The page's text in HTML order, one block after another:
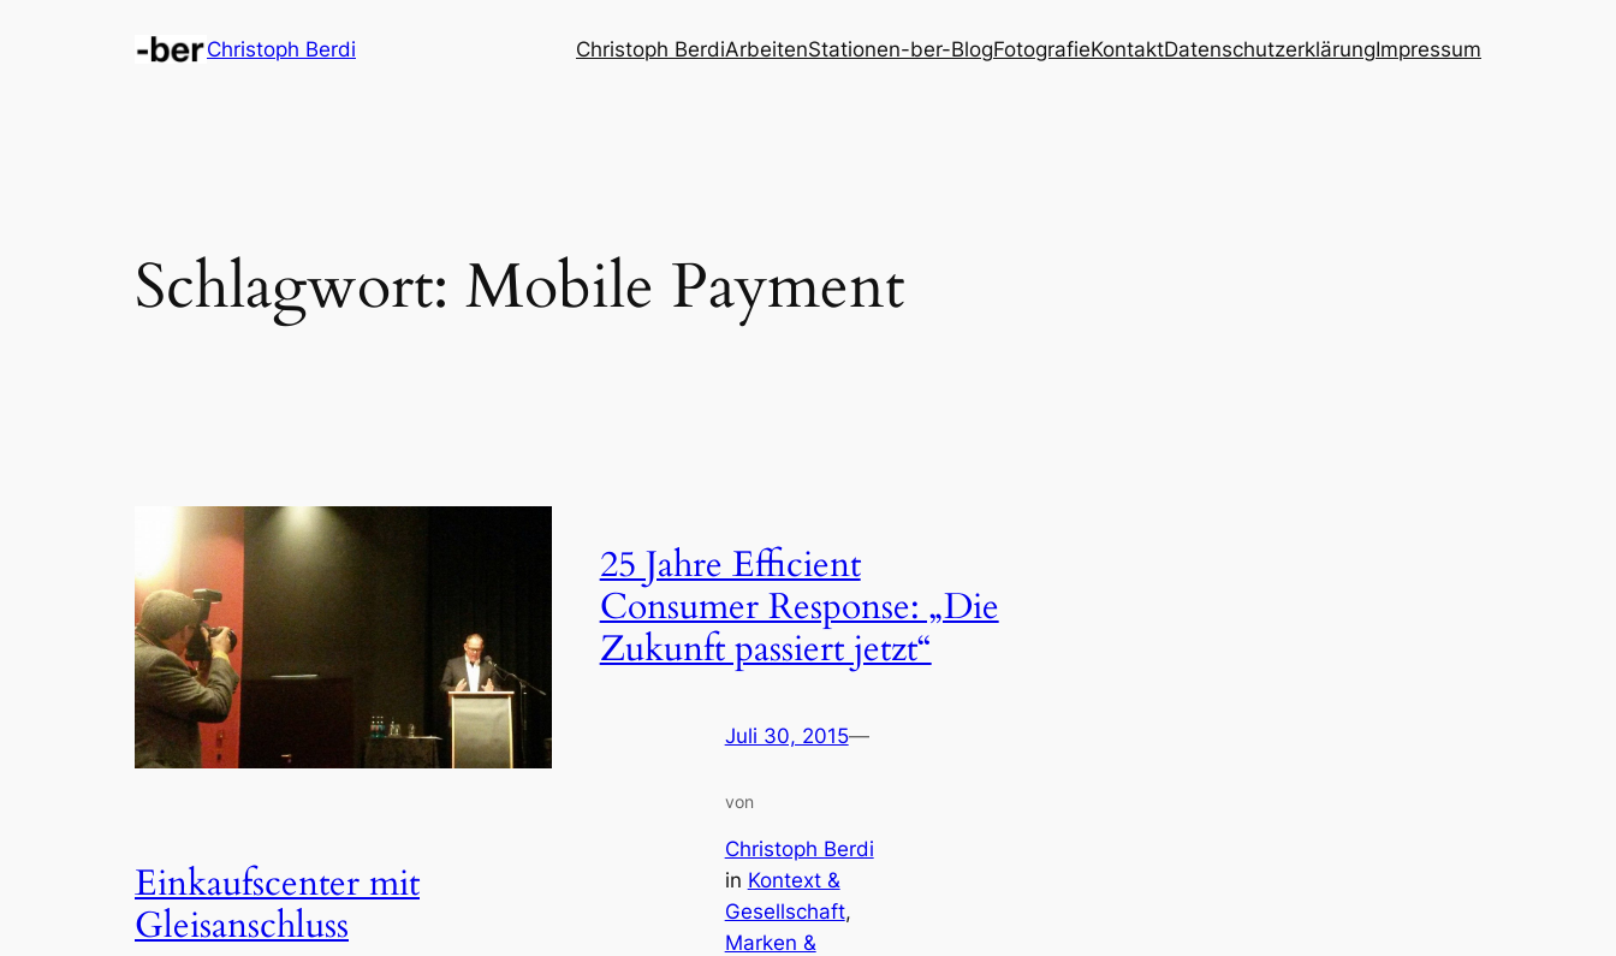
Christoph Berdi Christoph BerdiArbeitenStationen-ber-BlogFotografieKontaktDatenschutzerklärungImpressum
Schlagwort: Mobile Payment
Einkaufscenter mit
Gleisanschluss
25 Jahre Efficient
Consumer Response: „Die
Zukunft passiert jetzt“
Juli 30, 2015—
von
Christoph Berdi
in Kontext &
Gesellschaft
Marken &